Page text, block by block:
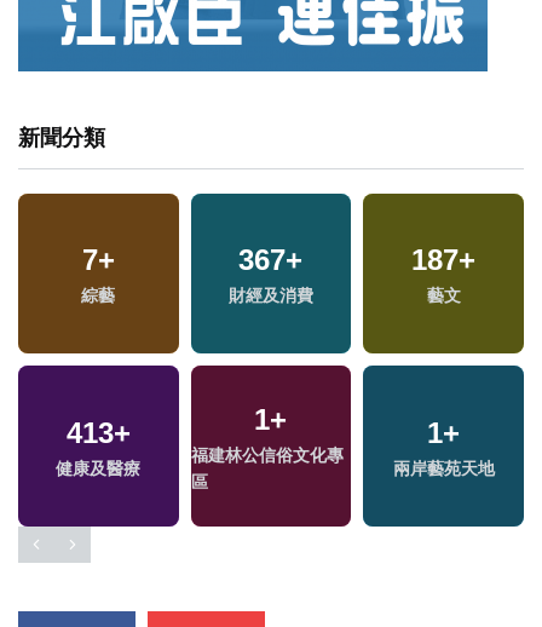
新聞分類
7+
綜藝
367+
財經及消費
187+
藝文
413+
健康及醫療
1+
福建林公信俗文化專
區
1+
兩岸藝苑天地